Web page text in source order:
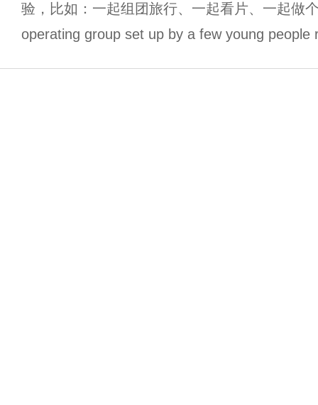
验，比如：一起组团旅行、一起看片、一起做
operating group set up by a few young